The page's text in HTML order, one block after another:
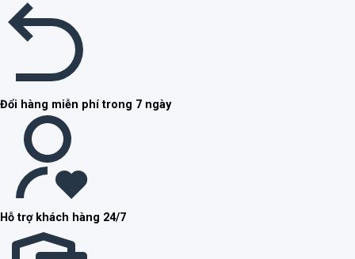
Đổi hàng miễn phí trong 7 ngày
Hỗ trợ khách hàng 24/7